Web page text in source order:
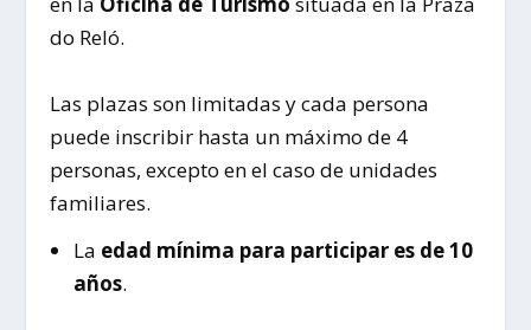
do Reló.
Las plazas son limitadas y cada persona
puede inscribir hasta un máximo de 4
personas, excepto en el caso de unidades
familiares.
La edad mínima para participar es de 10
años.